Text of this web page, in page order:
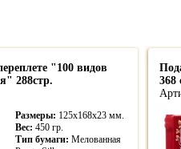
"100 видов
288стр.
Размеры: 125х168х23 мм.
Вес: 450 гр.
Тип бумаги: Мелованная
368